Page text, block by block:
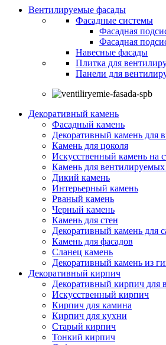
Вентилируемые фасады
Фасадные системы
Фасадная
Фасадная
Навесные фасады
Плитка для
Панели для
Декоративный камень
Фасадный камень
Декоративный камень для
Камень для цоколя
Искусственный камень на
Камень для вентилируемых
Дикий камень
Интерьерный камень
Рваный камень
Черный камень
Камень для стен
Декоративный камень для
Камень для фасадов
Сланец камень
Декоративный камень из
Декоративный кирпич
Декоративный кирпич для
Искусственный кирпич
Кирпич для камина
Кирпич для кухни
Старый кирпич
Тонкий кирпич